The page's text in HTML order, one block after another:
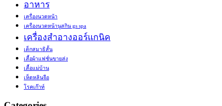
อาหาร
เครื่องนวดหน้า
เครื่องนวดหน้านูสกิน gs spa
เครื่องสำอางออร์แกนิค
เด็กสมาธิสั้น
เสื้อผ้าแฟชั่นขายส่ง
เสื้อแม่บ้าน
เห็ดหลินจือ
โรคเก๊าท์